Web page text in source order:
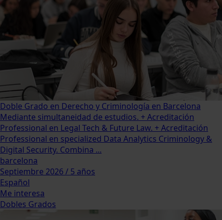
Doble Grado en Derecho y Criminología en Barcelona
Mediante simultaneidad de estudios. + Acreditación
Professional en Legal Tech & Future Law. + Acreditación
Professional en specialized Data Analytics Criminology &
Digital Security. Combina ...
barcelona
Septiembre 2026 / 5 años
Español
Me interesa
Dobles Grados